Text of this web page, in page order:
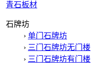
青石板材
石牌坊
› 单门石牌坊
› 三门石牌坊无门楼
› 三门石牌坊有门楼